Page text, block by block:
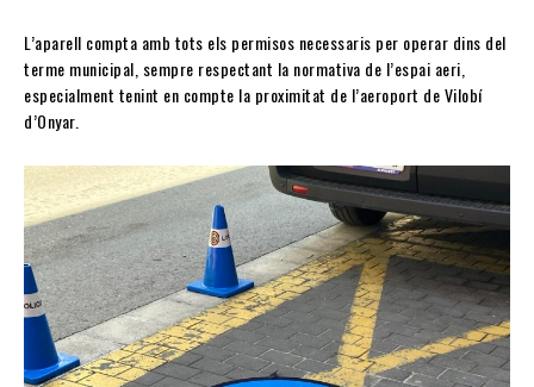
L’aparell compta amb tots els permisos necessaris per operar dins del
terme municipal, sempre respectant la normativa de l’espai aeri,
especialment tenint en compte la proximitat de l’aeroport de Vilobí
d’Onyar.